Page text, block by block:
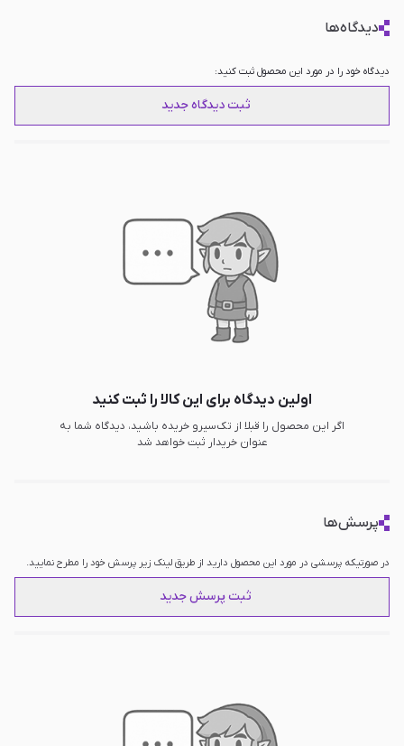
دیدگاه‌ها
دیدگاه خود را در مورد این محصول ثبت کنید:
ثبت دیدگاه جدید
اولین دیدگاه برای این کالا را ثبت کنید
اگر این محصول را قبلا از تک‌سیرو خریده باشید، دیدگاه شما به
عنوان خریدار ثبت خواهد شد
پرسش‌ها
در صورتیکه پرسشی در مورد این محصول دارید از طریق لینک زیر پرسش خود را مطرح نمایید.
ثبت پرسش جدید